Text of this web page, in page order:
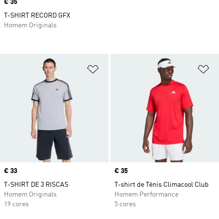
Adicionar à Lista de Desejos
Price
€ 33
T-SHIRT DE 3 RISCAS
Homem Originals
19 cores
Price
€ 35
T-shirt de Ténis Climacool Club
Homem Performance
5 cores
Price
€ 35
T-SHIRT RECORD GFX
Homem Originals